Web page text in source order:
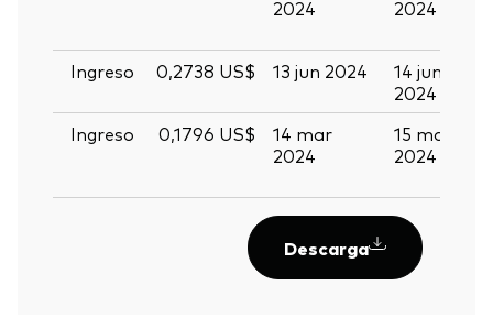
2024
2024
Ingreso
0,2738 US$ 13 jun 2024
14 jun
2024
Ingreso
0,1796 US$
14 mar
2024
15 mar
2024
Descarga